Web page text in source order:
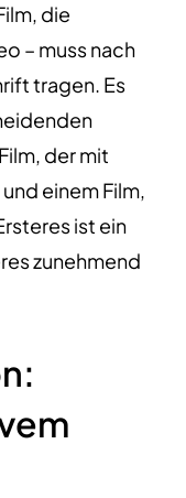
die
– muss nach
tragen. Es
der mit
einem Film,
ist ein
zunehmend